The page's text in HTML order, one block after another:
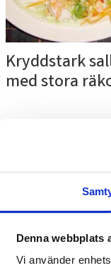
Denna webbplats
Vi använder
Kryddstark
med stora